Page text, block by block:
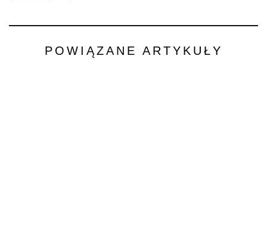
POWIĄZANE ARTYKUŁY